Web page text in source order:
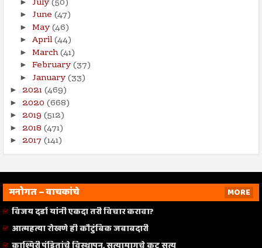
► June (47)
► May(46)
► April(44)
► March(41)
► February(37)
► January(33)
► 2021(469)
► 2020 (668)
► 2019 (512)
► 2018 (471)
► 2017 (141)
मनोगत – वाचकांचे
MORE
विजय दर्डा यांनी एकदा तरी विचार करावा?
आत्महत्या रोखणे ही कौटुंबिक जबाबदारी